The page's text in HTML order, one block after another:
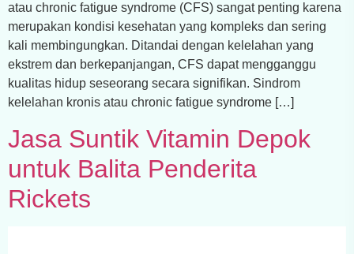
atau chronic fatigue syndrome (CFS) sangat penting karena
merupakan kondisi kesehatan yang kompleks dan sering
kali membingungkan. Ditandai dengan kelelahan yang
ekstrem dan berkepanjangan, CFS dapat mengganggu
kualitas hidup seseorang secara signifikan. Sindrom
kelelahan kronis atau chronic fatigue syndrome […]
Jasa Suntik Vitamin Depok
untuk Balita Penderita
Rickets